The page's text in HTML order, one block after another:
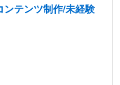
テンツ制作/未経験